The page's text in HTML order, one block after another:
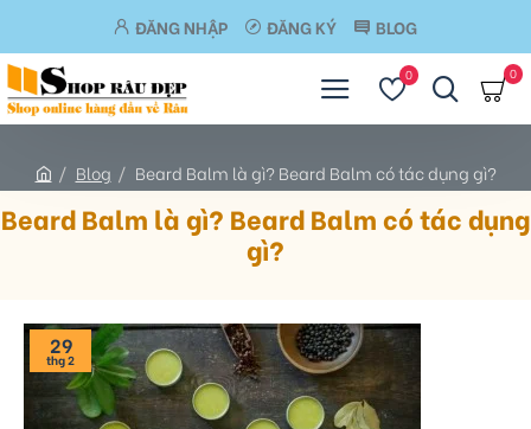
ĐĂNG NHẬP ĐĂNG KÝ BLOG
0 0
Blog Beard Balm là gì? Beard Balm có tác dụng gì?
Beard Balm là gì? Beard Balm có tác dụng
gì?
29
thg 2